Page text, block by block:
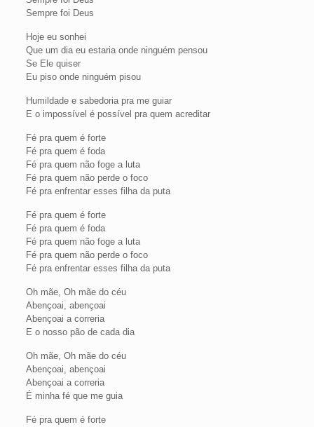
Sempre foi Deus
Hoje eu sonhei
Que um dia eu estaria onde ninguém pensou
Se Ele quiser
Eu piso onde ninguém pisou
Humildade e sabedoria pra me guiar
E o impossível é possível pra quem acreditar
Fé pra quem é forte
Fé pra quem é foda
Fé pra quem não foge a luta
Fé pra quem não perde o foco
Fé pra enfrentar esses filha da puta
Fé pra quem é forte
Fé pra quem é foda
Fé pra quem não foge a luta
Fé pra quem não perde o foco
Fé pra enfrentar esses filha da puta
Oh mãe, Oh mãe do céu
Abençoai, abençoai
Abençoai a correria
E o nosso pão de cada dia
Oh mãe, Oh mãe do céu
Abençoai, abençoai
Abençoai a correria
É minha fé que me guia
Fé pra quem é forte